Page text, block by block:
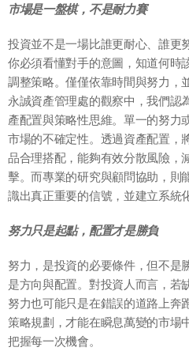
市場是一盤棋，不是耐力賽
投資並不是一場比誰更耐心、誰更
你必須看懂對手的意圖，知道何時
調整策略。僅僅依靠時間與努力，
永誠資產管理處的觀察中，我們認
產配置與策略性思維。單一的努力
市場的不確定性。透過資產配置，
品合理搭配，能夠有效分散風險，
擊。而專業的研究與顧問協助，則
識出真正重要的信號，並建立系統
努力只是起點，配置才是勝負
努力，是投資的必要條件，但不是
是方向與配置。對投資人而言，若
努力也可能只是在錯誤的道路上奔
策略規劃，才能在瞬息萬變的市場
把握每一次機會。